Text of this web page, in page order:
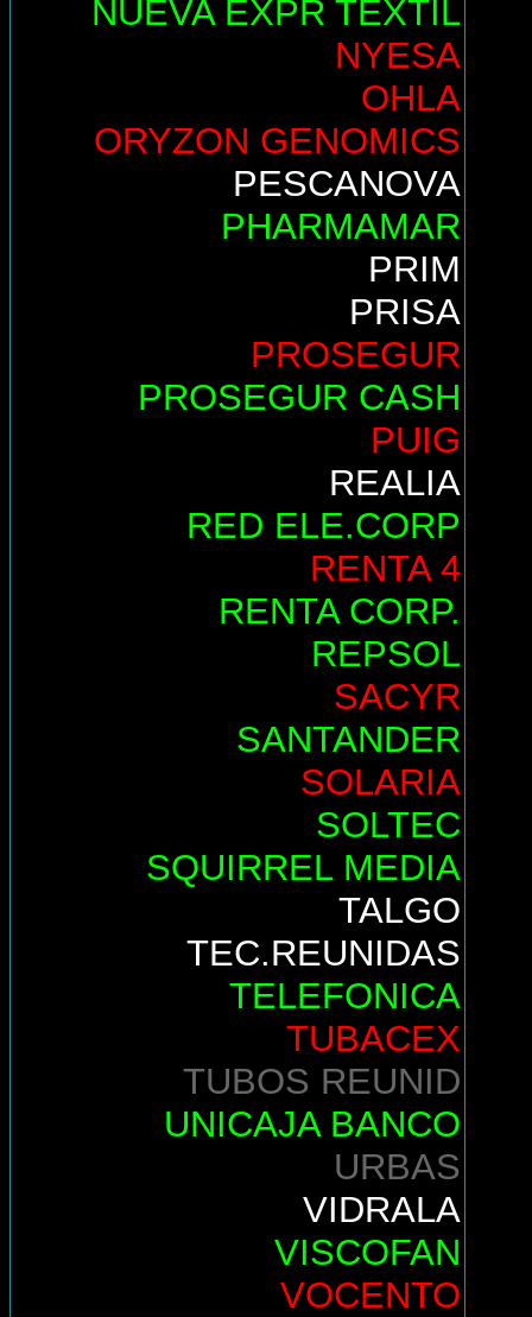
NUEVA EXPR TEXTIL
NYESA
OHLA
ORYZON GENOMICS
PESCANOVA
PHARMAMAR
PRIM
PRISA
PROSEGUR
PROSEGUR CASH
PUIG
REALIA
RED ELE.CORP
RENTA 4
RENTA CORP.
REPSOL
SACYR
SANTANDER
SOLARIA
SOLTEC
SQUIRREL MEDIA
TALGO
TEC.REUNIDAS
TELEFONICA
TUBACEX
TUBOS REUNID
UNICAJA BANCO
URBAS
VIDRALA
VISCOFAN
VOCENTO